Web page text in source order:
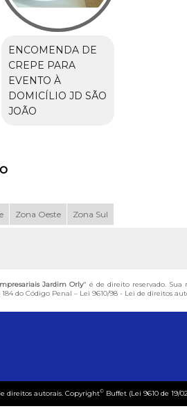
ENCOMENDA DE
CREPE PARA
EVENTO À
DOMICÍLIO JD SÃO
JOÃO
Zona Oeste Zona Sul
Jardim Orly" é de direito reservado.
do Código Penal – Lei 9610/98 - Lei de direitos
direitos autorais. Copyright© Buffet (Lei 9610 de 19/